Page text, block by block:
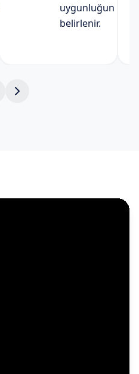
uygunluğun
belirlenir.